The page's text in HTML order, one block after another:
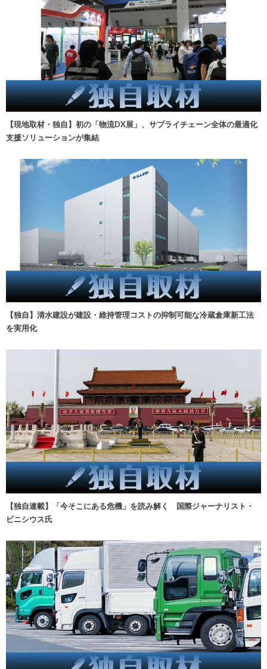
【現地取材・独自】初の「物流DX展」、サプライチェーン全体の最適化
支援ソリューションが集結
【独自】清水建設が建設・維持管理コストの抑制可能な冷蔵倉庫新工法
を実用化
【独自連載】「今そこにある危機」を読み解く 国際ジャーナリスト・
ビニシウス氏